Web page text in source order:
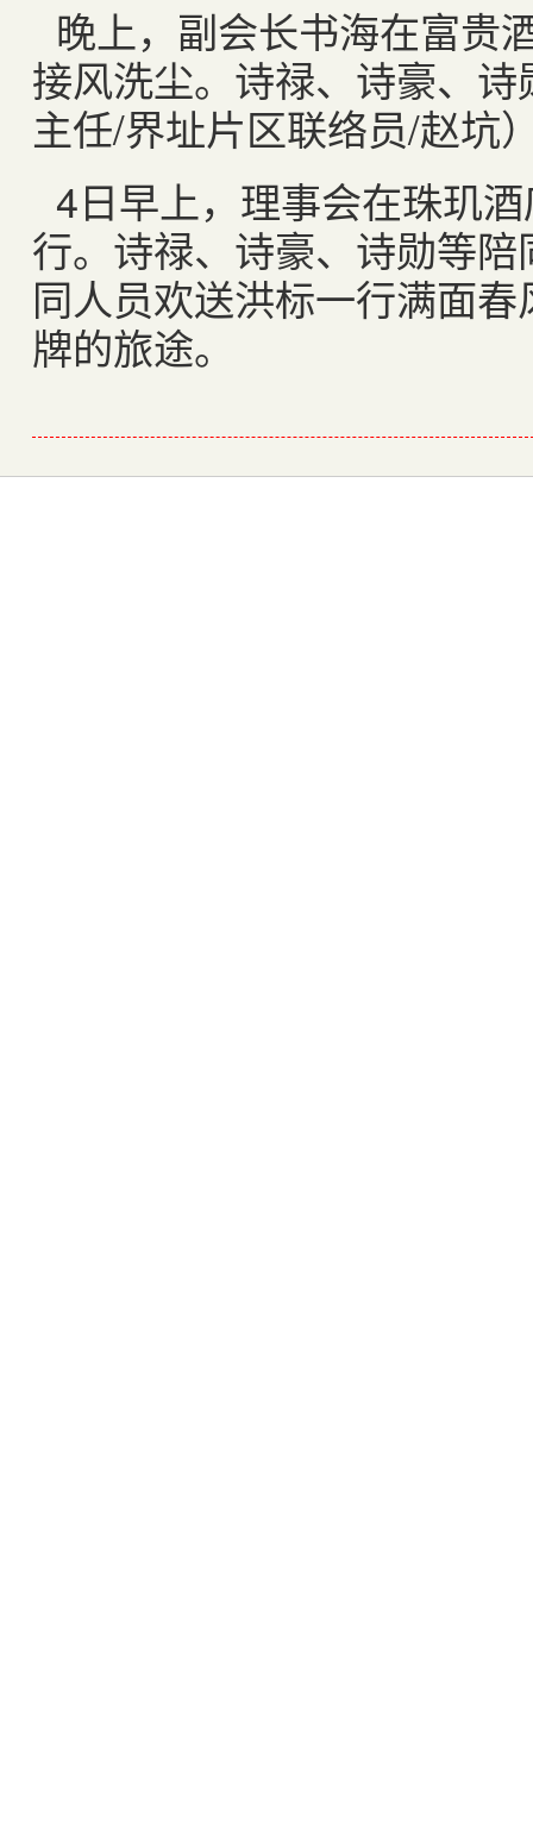
晚上，副会长书海在富贵
接风洗尘。诗禄、诗豪、
主任/界址片区联络员/赵坑
4日早上，理事会在珠玑
行。诗禄、诗豪、诗勋等
同人员欢送洪标一行满面
牌的旅途。